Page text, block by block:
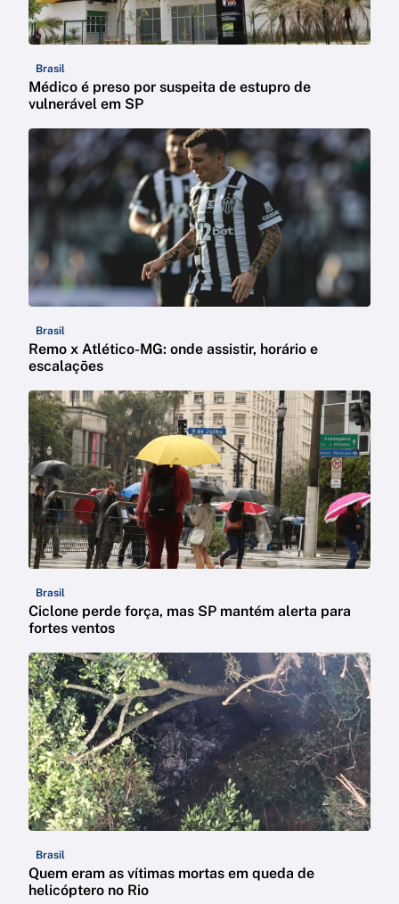
Brasil
Médico é preso por suspeita de estupro de
vulnerável em SP
Brasil
Remo x Atlético-MG: onde assistir, horário e
escalações
Brasil
Ciclone perde força, mas SP mantém alerta para
fortes ventos
Brasil
Quem eram as vítimas mortas em queda de
helicóptero no Rio